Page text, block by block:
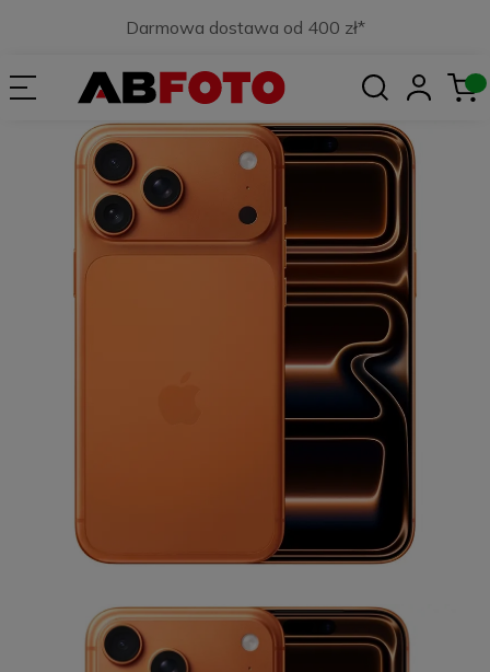
Darmowa dostawa od 400 zł*